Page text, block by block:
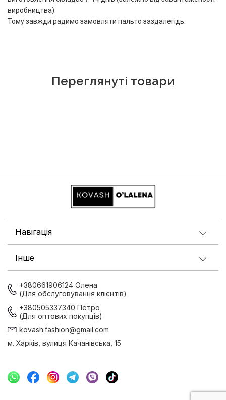
виробництва).
Тому завжди радимо замовляти пальто заздалегідь.
Переглянуті товари
Навігація
Інше
+380661906124 Олена
(Для обслуговування клієнтів)
+380505337340 Петро
(Для оптових покупців)
kovash.fashion@gmail.com
м. Харків, вулиця Качанівська, 15